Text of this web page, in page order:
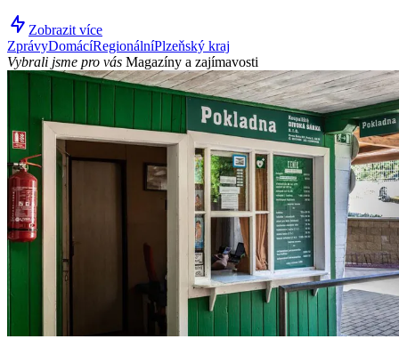
Zobrazit více
ZprávyDomácíRegionálníPlzeňský kraj
Vybrali jsme pro vás Magazíny a zajímavosti